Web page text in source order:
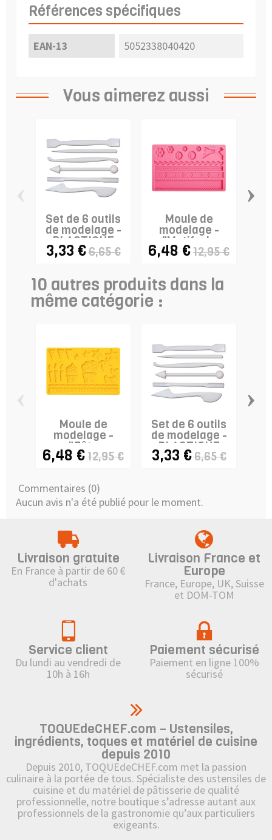
Références spécifiques
EAN-13 5052338040420
Vous aimerez aussi
Set de 6 outils
de modelage -
PLASTIQUE
3,33 €6,65 €
Moule de
modelage -
"Motifs de
tissu" -...
6,48 €12,95 €
›
10 autres produits dans la
même catégorie :
Moule de
modelage -
"Fête
d'enfants" -
6,48 €12,95 €
Set de 6 outils
de modelage -
PLASTIQUE
3,33 €6,65 €
›
Commentaires (0)
Aucun avis n'a été publié pour le moment.
Livraison gratuite
En France à partir de 60 €
d'achats
Livraison France et
Europe
France, Europe, UK, Suisse
et DOM-TOM
Service client
Du lundi au vendredi de
10h à 16h
Paiement sécurisé
Paiement en ligne 100%
sécurisé
TOQUEdeCHEF.com – Ustensiles,
ingrédients, toques et matériel de cuisine
depuis 2010
Depuis 2010, TOQUEdeCHEF.com met la passion
culinaire à la portée de tous. Spécialiste des ustensiles de
cuisine et du matériel de pâtisserie de qualité
professionnelle, notre boutique s’adresse autant aux
professionnels de la gastronomie qu’aux particuliers
exigeants.